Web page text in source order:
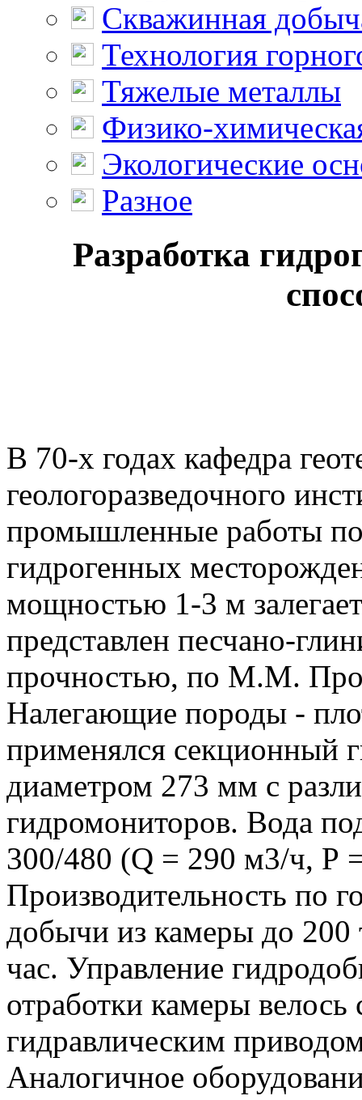
Скважинная
Технология
Тяжелые металлы
Физико-
Экологические
Разное
Разработка
В 70-х годах кафедра
геологоразведочного
промышленные работы
гидрогенных
мощностью 1-3 м
представлен песчано-
прочностью, по М.М.
Налегающие породы -
применялся секционный
диаметром 273 мм с
гидромониторов. Вода
300/480 (Q = 290 м3/ч, Р
Производительность по
добычи из камеры до 200
час. Управление
отработки камеры
гидравлическим
Аналогичное